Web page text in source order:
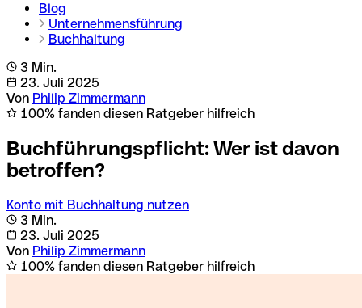
Blog
Unternehmensführung
Buchhaltung
3 Min.
23. Juli 2025
Von Philip Zimmermann
100% fanden diesen Ratgeber hilfreich
Buchführungspflicht: Wer ist davon
betroffen?
Konto mit Buchhaltung nutzen
3 Min.
23. Juli 2025
Von Philip Zimmermann
100% fanden diesen Ratgeber hilfreich